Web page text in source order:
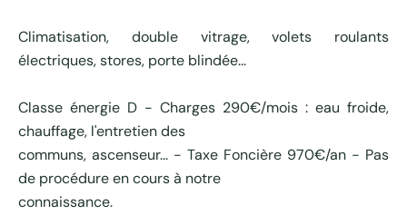
Climatisation, double vitrage, volets roulants
électriques, stores, porte blindée...
Classe énergie D - Charges 290€/mois : eau froide,
chauffage, l'entretien des
communs, ascenseur... - Taxe Foncière 970€/an - Pas
de procédure en cours à notre
connaissance.